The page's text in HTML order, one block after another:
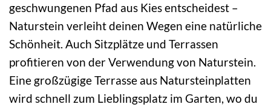
geschwungenen Pfad aus Kies entscheidest –
Naturstein verleiht deinen Wegen eine natürliche
Schönheit. Auch Sitzplätze und Terrassen
profitieren von der Verwendung von Naturstein.
Eine großzügige Terrasse aus Natursteinplatten
wird schnell zum Lieblingsplatz im Garten, wo du